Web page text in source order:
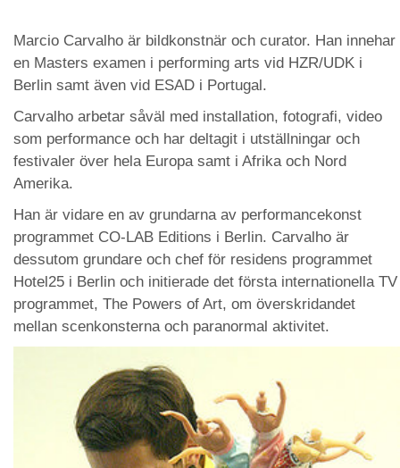
Marcio Carvalho är bildkonstnär och curator. Han innehar
en Masters examen i performing arts vid HZR/UDK i
Berlin samt även vid ESAD i Portugal.
Carvalho arbetar såväl med installation, fotografi, video
som performance och har deltagit i utställningar och
festivaler över hela Europa samt i Afrika och Nord
Amerika.
Han är vidare en av grundarna av performancekonst
programmet CO-LAB Editions i Berlin. Carvalho är
dessutom grundare och chef för residens programmet
Hotel25 i Berlin och initierade det första internationella TV
programmet, The Powers of Art, om överskridandet
mellan scenkonsterna och paranormal aktivitet.